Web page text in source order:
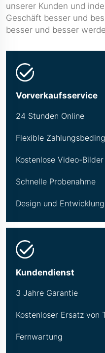
unserer Kunden und
Geschäft besser und
besser und besser
Vorverkaufsservice
24 Stunden Online
Flexible
Kostenlose Video-Bilder
Schnelle Probenahme
Design und
Kundendienst
3 Jahre Garantie
Kostenloser Ersatz von
Fernwartung